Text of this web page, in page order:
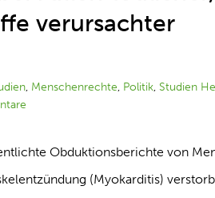
verursachter
, Menschenrechte, Politik, Studien
Obduktionsberichte von
(Myokarditis)